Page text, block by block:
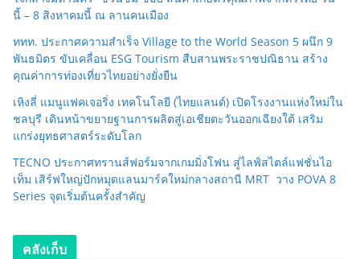
นี้ – 8 สิงหาคมนี้ ณ ลานคนเมือง
ททท. ประกาศความสำเร็จ Village to the World Season 5 ผนึก 9
พันธมิตร ขับเคลื่อน ESG Tourism สืบสานพระราชปณิธาน สร้าง
คุณค่าการท่องเที่ยวไทยอย่างยั่งยืน
เหิงลี่ แมนูแฟคเจอริ่ง เทคโนโลยี (ไทยแลนด์) เปิดโรงงานแห่งใหม่ใน
ชลบุรี เดินหน้าขยายฐานการผลิตสู่เอเชียตะวันออกเฉียงใต้ เสริม
แกร่งยุทธศาสตร์ระดับโลก
TECNO ประกาศทรานส์ฟอร์มจากเกมมิ่งโฟน สู่ไลฟ์สไตล์แฟชั่นไอ
เท็ม เสิร์ฟใหญ่ปักหมุดแลนมาร์คใหม่กลางสถานี MRT วาง POVA 8
Series จุดเริ่มต้นครั้งสำคัญ
คลังเก็บ